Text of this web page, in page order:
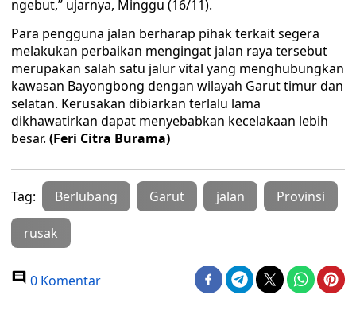
ngebut,” ujarnya, Minggu (16/11).
Para pengguna jalan berharap pihak terkait segera
melakukan perbaikan mengingat jalan raya tersebut
merupakan salah satu jalur vital yang menghubungkan
kawasan Bayongbong dengan wilayah Garut timur dan
selatan. Kerusakan dibiarkan terlalu lama
dikhawatirkan dapat menyebabkan kecelakaan lebih
besar. (Feri Citra Burama)
Tag: Berlubang Garut jalan Provinsi
rusak
0 Komentar